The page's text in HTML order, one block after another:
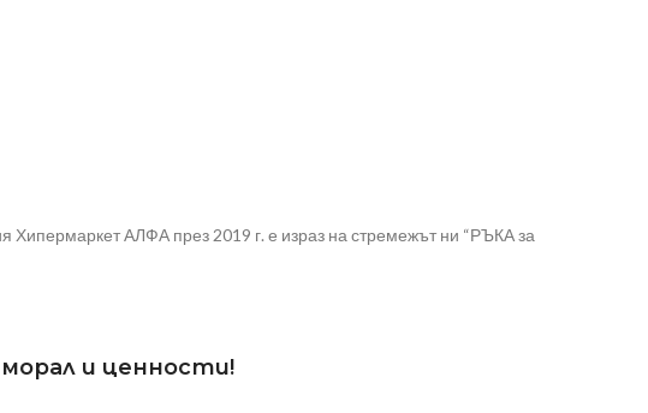
Хипермаркет АЛФА през 2019 г. е израз на стремежът ни “РЪКА за
и ценности!